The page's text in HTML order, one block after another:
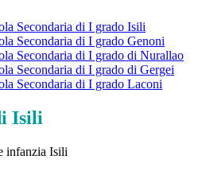
Secondaria di I grado Isili
Secondaria di I grado Genoni
Secondaria di I grado di Nurallao
Secondaria di I grado di Gergei
Secondaria di I grado Laconi
Isili